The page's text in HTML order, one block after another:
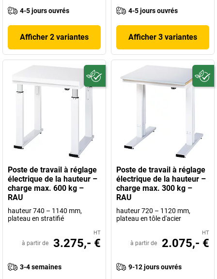
4-5 jours ouvrés
Afficher 2 variantes
4-5 jours ouvrés
Afficher 3 variantes
Poste de travail à réglage
électrique de la hauteur –
charge max. 600 kg –
RAU
hauteur 740 – 1140 mm,
plateau en stratifié
HT
à partir de 3.275,- €
3-4 semaines
Poste de travail à réglage
électrique de la hauteur –
charge max. 300 kg –
RAU
hauteur 720 – 1120 mm,
plateau en tôle d'acier
HT
à partir de 2.075,- €
9-12 jours ouvrés